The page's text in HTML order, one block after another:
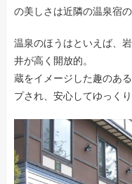
の美しさは近隣の温泉宿
温泉のほうはといえば、
井が高く開放的。
蔵をイメージした趣のあ
プされ、安心してゆっく